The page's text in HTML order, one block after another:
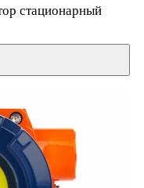
стационарный